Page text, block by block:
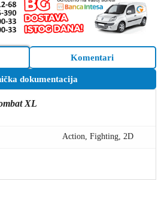
dokumentacija
Komentari
XL
Action, Fighting, 2D